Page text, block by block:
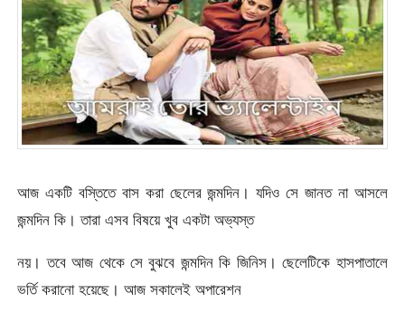
আজ একটি বস্তিতে বাস করা ছেলের জন্মদিন। যদিও সে জানত না আসলে
জন্মদিন কি। তারা এসব বিষয়ে খুব একটা অভ্যস্ত
নয়। তবে আজ থেকে সে বুঝবে জন্মদিন কি জিনিস। ছেলেটিকে হাসপাতালে
ভর্তি করানো হয়েছে। আজ সকালেই অপারেশন